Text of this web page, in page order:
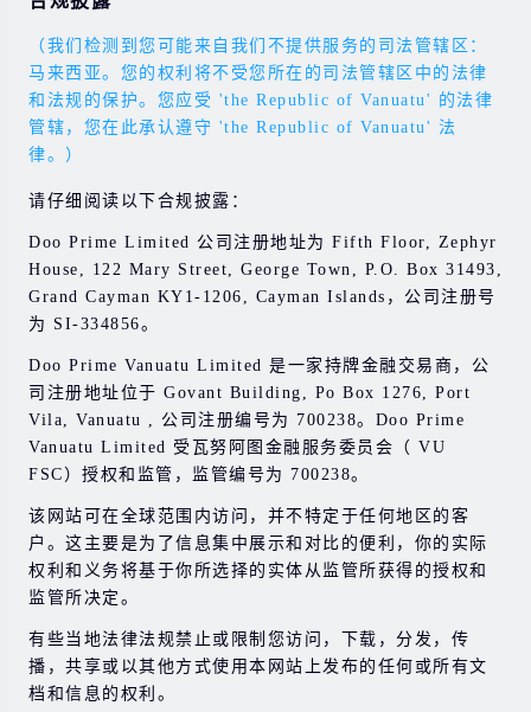
（我们检测到您可能来自我们不提供服务的司法管辖区：
马来西亚。您的权利将不受您所在的司法管辖区中的法律
和法规的保护。您应受 'the Republic of Vanuatu' 的法律
管辖，您在此承认遵守 'the Republic of Vanuatu' 法
律。）
请仔细阅读以下合规披露：
Doo Prime Limited 公司注册地址为 Fifth Floor, Zephyr
House, 122 Mary Street, George Town, P.O. Box 31493,
Grand Cayman KY1-1206, Cayman Islands，公司注册号
为 SI-334856。
Doo Prime Vanuatu Limited 是一家持牌金融交易商，公
司注册地址位于 Govant Building, Po Box 1276, Port
Vila, Vanuatu , 公司注册编号为 700238。Doo Prime
Vanuatu Limited 受瓦努阿图金融服务委员会（ VU
FSC）授权和监管，监管编号为 700238。
该网站可在全球范围内访问，并不特定于任何地区的客
户。这主要是为了信息集中展示和对比的便利，你的实际
权利和义务将基于你所选择的实体从监管所获得的授权和
监管所决定。
有些当地法律法规禁止或限制您访问，下载，分发，传
播，共享或以其他方式使用本网站上发布的任何或所有文
档和信息的权利。